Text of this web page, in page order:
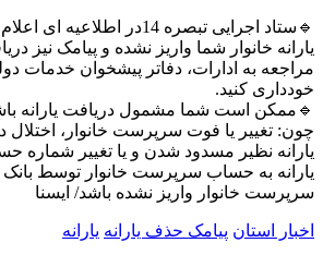
🔹ستاد اجرایی تبصره 14در
یارانه خانوار شما واریز نشده و پیامک نیز
خودداری کنید.
🔹ممکن است شما مشمول دریافت یارانه
چون: تغییر یا فوت سرپرست خانوار، اختلال
یارانه نظیر مسدود شدن و یا تغییر شماره
یارانه به حساب سرپرست خانوار توسط بانک
سرپرست خانوار واریز نشده باشد/ ایسنا
اخبار استان پیامک حذف یارانه یارانه